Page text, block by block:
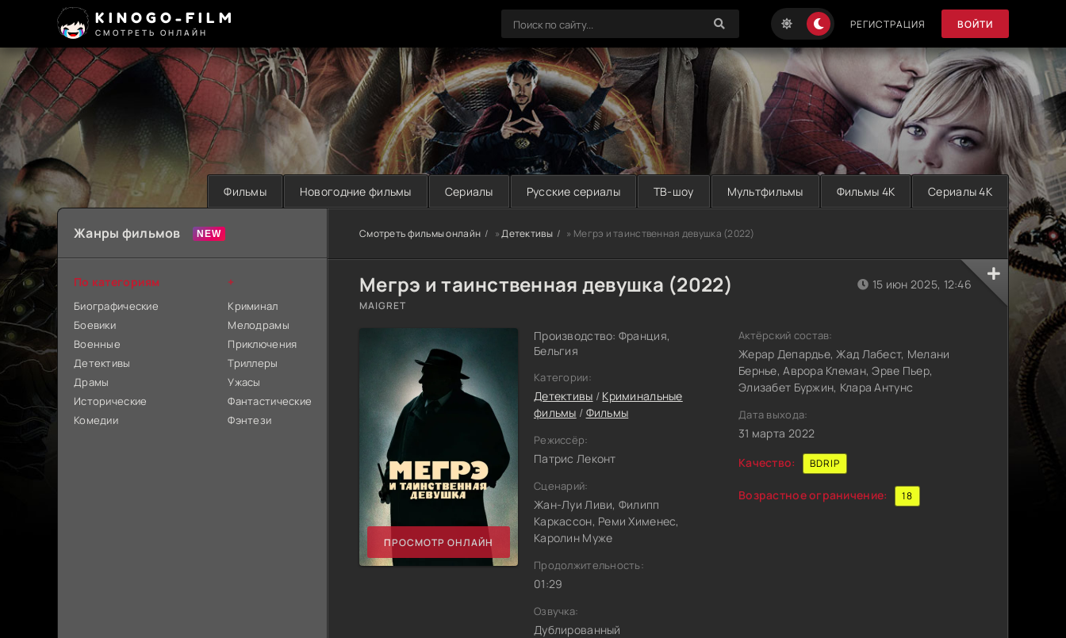
KINOGO-FILM
СМОТРЕТЬ ОНЛАЙН
РЕГИСТРАЦИЯ ВОЙТИ
Фильмы Новогодние фильмы Сериалы Русские сериалы ТВ-шоу Мультфильмы Фильмы 4K Сериалы 4K
Смотреть фильмы онлайн »Детективы » Мегрэ и таинственная девушка (2022)
Мегрэ и таинственная девушка (2022)
MAIGRET
ПРОСМОТР ОНЛАЙН
Производство: Франция,
Бельгия
Категории:
Детективы / Криминальные
фильмы / Фильмы
Режиссёр:
Патрис Леконт
Сценарий:
Жан-Луи Ливи, Филипп
Каркассон, Реми Хименес,
Каролин Муже
Продолжительность:
01:29
Озвучка:
Дублированный
15 июн 2025, 12:46
Актёрский состав:
Жерар Депардье, Жад Лабест, Мелани
Бернье, Аврора Клеман, Эрве Пьер,
Элизабет Буржин, Клара Антунс
Дата выхода:
31 марта 2022
Качество:
BDRIP
Возрастное ограничение: 18
Жанры фильмов
По категориям
Биографические
Боевики
Военные
Детективы
Драмы
Исторические
Комедии
+
Криминал
Мелодрамы
Приключения
Триллеры
Ужасы
Фантастические
Фэнтези